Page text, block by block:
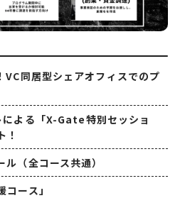
VC同居型シェアオフィスでのプ
よる「X-Gate特別セッショ
！
（全コース共通）
コース」